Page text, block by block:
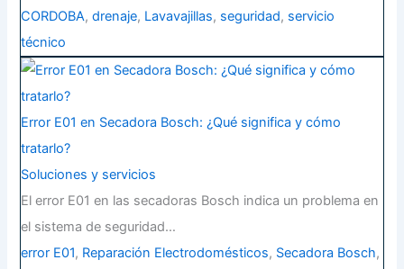
CORDOBA,drenaje, Lavavajillas, seguridad, servicio
técnico
Error E01 en Secadora Bosch: ¿Qué significa y cómo
tratarlo?
Soluciones y servicios
El error E01 en las secadoras Bosch indica un problema en
el sistema de seguridad…
error E01, Reparación Electrodomésticos, Secadora Bosch,